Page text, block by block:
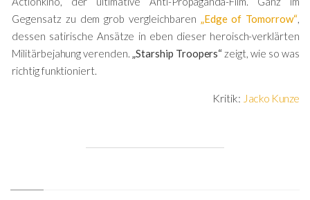
Gegensatz zu dem grob vergleichbaren „Edge of Tomorrow“,
dessen satirische Ansätze in eben dieser heroisch-verklärten
Militärbejahung verenden.„Starship Troopers“zeigt, wie so was
richtig funktioniert.
Kritik: Jacko Kunze